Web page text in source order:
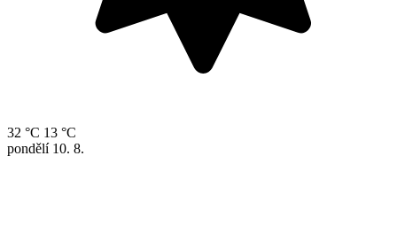
32 °C 13 °C
pondělí 10. 8.